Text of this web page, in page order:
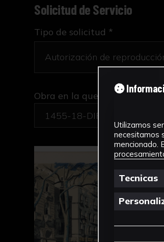
Solicitud de Servicio
Tipo de solicitud *
Obra en la que está
1455-18-DIR-GRAB/Bulevar
Utilizamos
necesitamos
mencionado.
Tecnicas